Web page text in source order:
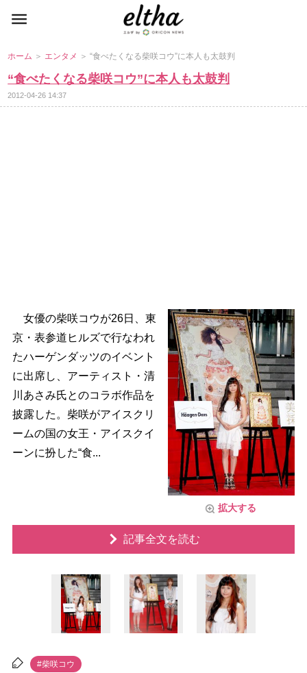
ホーム ＞ エンタメ ＞ “食べたくなる柴咲コウ”に本人も太鼓判
“食べたくなる柴咲コウ”に本人も太鼓判
2012-04-26 14:37
拡大する
女優の柴咲コウが26日、東
京・表参道ヒルズで行なわれ
たハーゲンダッツのイベント
に出席し、アーティスト・清
川あさみ氏とのコラボ作品を
披露した。柴咲がアイスクリ
ームの国の女王・アイスクイ
ーンに扮した“食...
記事全文を読む
#柴咲コウ